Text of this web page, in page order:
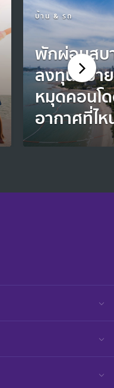
บ้าน & รถ
พักผ่อนสบ
ลงทุนสบา
หมุดคอนโ
อากาศที่ไ